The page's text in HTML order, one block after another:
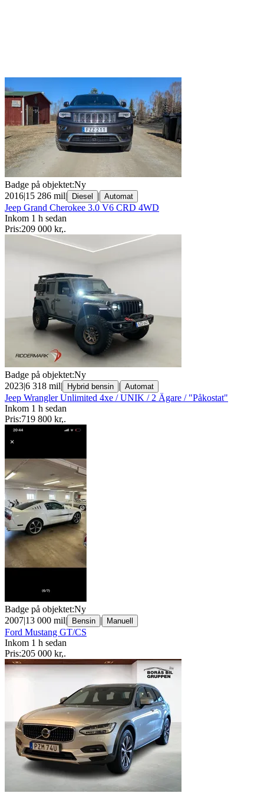
Badge på objektet:Ny
2016|15 286 mil| Diesel | Automat
Jeep Grand Cherokee 3.0 V6 CRD 4WD
Inkom 1 h sedan
Pris:209 000 kr,.
Badge på objektet:Ny
2023|6 318 mil| Hybrid bensin | Automat
Jeep Wrangler Unlimited 4xe / UNIK / 2 Ägare / "Påkostat"
Inkom 1 h sedan
Pris:719 800 kr,.
Badge på objektet:Ny
2007|13 000 mil| Bensin | Manuell
Ford Mustang GT/CS
Inkom 1 h sedan
Pris:205 000 kr,.